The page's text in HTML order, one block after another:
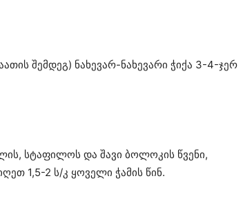
შემდეგ) ნახევარ-ნახევარი ჭიქა 3-4-ჯერ
სტაფილოს და შავი ბოლოკის წვენი,
1,5-2 ს/კ ყოველი ჭამის წინ.